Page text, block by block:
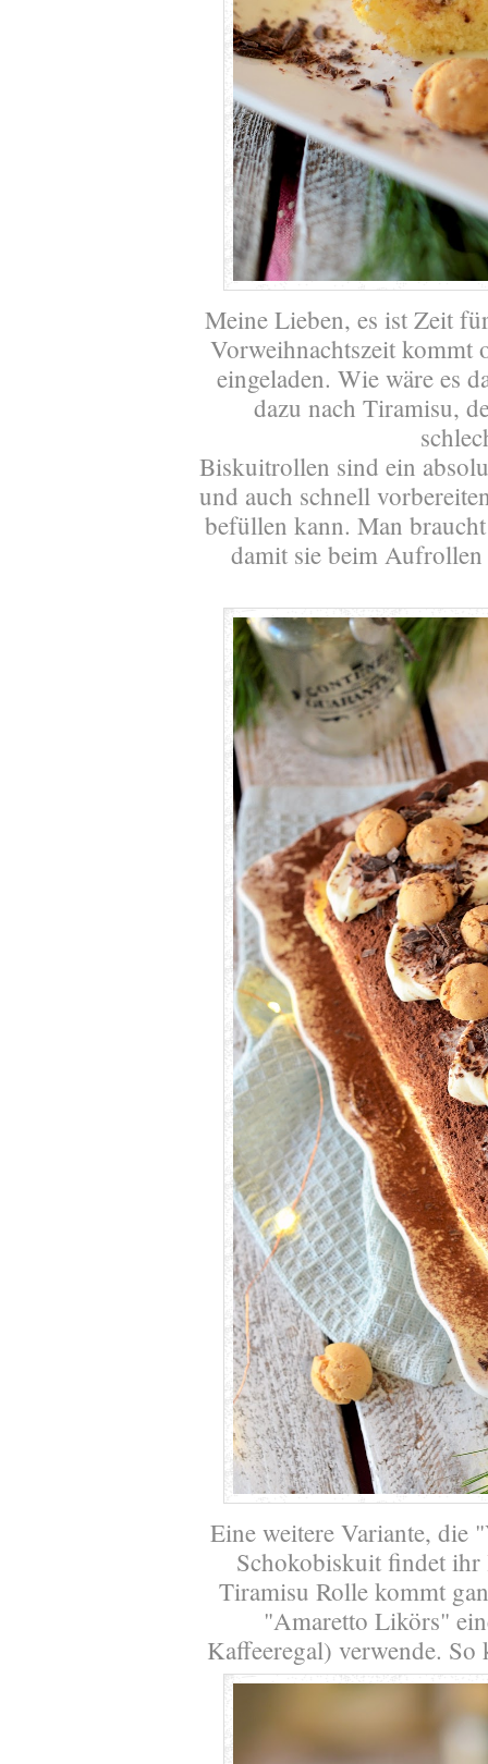
Meine Lieben, es ist Zeit
Vorweihnachtszeit kommt
eingeladen. Wie wäre es
dazu nach Tiramisu,
Biskuitrollen sind ein
und auch schnell
befüllen kann. Man
damit sie beim
Eine weitere Variante, die
Schokobiskuit findet ihr
Tiramisu Rolle kommt
"Amaretto Likörs"
Kaffeeregal) verwende.